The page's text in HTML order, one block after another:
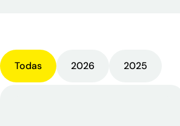
Todas 2026 2025